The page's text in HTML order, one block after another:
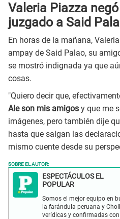
Valeria Piazza
juzgado a Said
En horas de la mañana,
ampay de Said Palao, su
se mostró indignada ya que
cosas.
"Quiero decir que,
Ale son mis amigos y que me
imágenes, pero también dije
hasta que salgan las
mismo cuente desde su
SOBRE EL AUTOR:
ESPECTÁCULOS EL
POPULAR
Somos el mejor equipo en
la farándula peruana y
verídicas y confirmadas